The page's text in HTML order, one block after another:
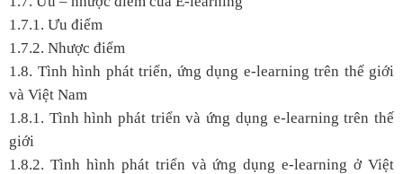
1.7.1. Ưu điểm
1.7.2. Nhược điểm
1.8. Tình hình phát triển, ứng dụng e-learning trên thế giới
và Việt Nam
1.8.1. Tình hình phát triển và ứng dụng e-learning trên thế
giới
1.8.2. Tình hình phát triển và ứng dụng e-learning ở Việt